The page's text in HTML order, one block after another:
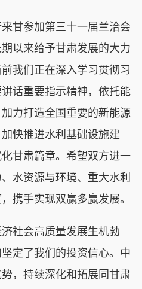
参加第三十一届兰洽会
以来给予甘肃发展的大力
我们正在深入学习贯彻习
话重要指示精神，依托能
力打造全国重要的新能源
快推进水利基础设施建
甘肃篇章。希望双方进一
水资源与环境、重大水利
携手实现双赢多赢发展。
会高质量发展生机勃
定了我们的投资信心。中
，持续深化和拓展同甘肃